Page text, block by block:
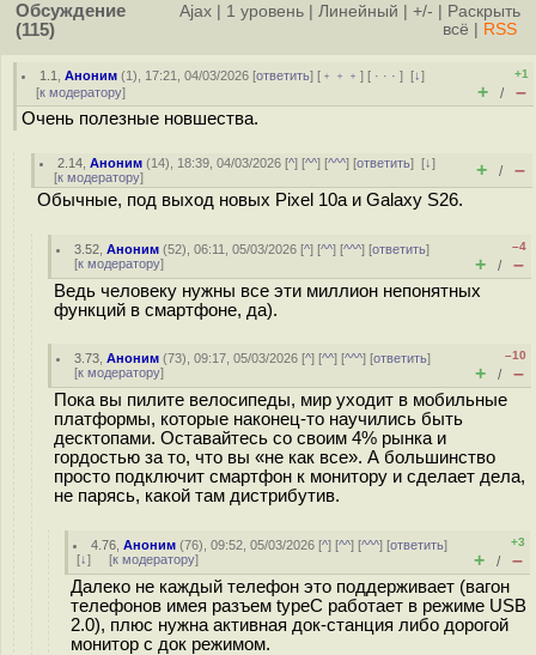
Обсуждение
(115)
Ajax 1 уровень Линейный +/-
Раскрыть
всё
RSS
1.1 ,Аноним (1), 17:21, 04/03/2026 [ответить] [ ﹢﹢﹢] [ · · ·][↓]
[к модератору]
+1
+ / –
Очень полезные новшества.
2.14 ,Аноним (14), 18:39, 04/03/2026 [^] [^^] [^^^] [ответить][↓]
[к модератору] + / –
Обычные, под выход новых Pixel 10a и Galaxy S26.
3.52 ,Аноним (52), 06:11, 05/03/2026 [^] [^^] [^^^] [ответить]
[к модератору]
–4
+ / –
Ведь человеку нужны все эти миллион непонятных
функций в смартфоне, да).
3.73 ,Аноним (73), 09:17, 05/03/2026 [^] [^^] [^^^] [ответить]
[к модератору]
–10
+ / –
Пока вы пилите велосипеды, мир уходит в мобильные
платформы, которые наконец-то научились быть
десктопами. Оставайтесь со своим 4% рынка и
гордостью за то, что вы «не как все». А большинство
просто подключит смартфон к монитору и сделает дела,
не парясь, какой там дистрибутив.
4.76 ,Аноним (76), 09:52, 05/03/2026 [^] [^^] [^^^] [ответить]
[↓] [к модератору]
+3
+ / –
Далеко не каждый телефон это поддерживает (вагон
телефонов имея разъем typeC работает в режиме USB
2.0), плюс нужна активная док-станция либо дорогой
монитор с док режимом.